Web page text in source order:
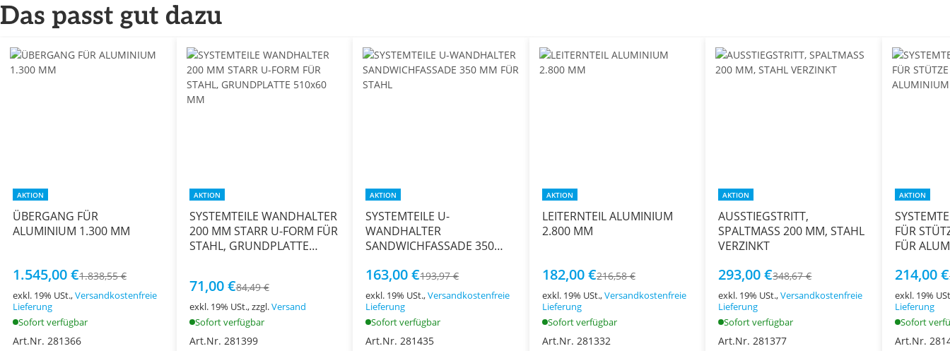
Das passt gut dazu
AKTION
ÜBERGANG FÜR
ALUMINIUM 1.300 MM
1.545,00 €1.838,55 €
exkl. 19% USt.,Versandkostenfreie
Lieferung
Sofort verfügbar
Art.Nr. 281366
AKTION
SYSTEMTEILE WANDHALTER
200 MM STARR U-FORM FÜR
STAHL, GRUNDPLATTE
71,00 €84,49 €
exkl. 19% USt., zzgl.Versand
Sofort verfügbar
Art.Nr. 281399
AKTION
SYSTEMTEILE U-
WANDHALTER
SANDWICHFASSADE 350
163,00 €193,97 €
exkl. 19% USt.,Versandkostenfreie
Lieferung
Sofort verfügbar
Art.Nr. 281435
AKTION
LEITERNTEIL ALUMINIUM
2.800 MM
182,00 €216,58 €
exkl. 19% USt.,Versandkostenfreie
Lieferung
Sofort verfügbar
Art.Nr. 281332
AKTION
AUSSTIEGSTRITT,
SPALTMASS 200 MM, STAHL
VERZINKT
293,00 €348,67 €
exkl. 19% USt.,Versandkostenfreie
Lieferung
Sofort verfügbar
Art.Nr. 281377
AKTION
FÜR
FÜR
214,00 €
exkl. 19%
Lieferung
Sofort
Art.Nr.